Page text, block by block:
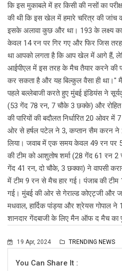
कि इस मुकाबले में हर किसी की नसों का
की थी कि इस खेल में हमारे चरित्र की जांच
इसके अलावा कुछ और था। 193 के लक्ष्य
केवल 14 रन पर गिर गए और फिर जिस तरह
था आपको लगता है कि आप खेल में आगे हैं,
आईपीएल में इस तरह के मैच तैयार करने की
कर सकता है और यह बिल्कुल वैसा ही था।"
पहले बल्लेबाजी करते हुए मुंबई इंडियंस ने
(53 गेंद 78 रन, 7 चौके 3 छक्के) और रोहित
की पारियों की बदौलत निर्धारित 20 ओवर
ओर से हर्षल पटेल ने 3, कप्तान सैम करन ने
लिया। जवाब में एक समय केवल 49 रन पर
की टीम को आशुतोष शर्मा (28 गेंद 61 रन
गेंद 41 रन, दो चौके, 3 छक्का) ने वापसी
में टीम 9 रन से मैच हार गई। पंजाब की
गई। मुंबई की ओर से गेराल्ड कोएट्जी और
मधवाल, हार्दिक पांड्या और श्रेयस गोपाल
शानदार गेंदबाजी के लिए मैन ऑफ द मैच का
19 Apr, 2024 TRENDING NEWS
You Can Share It :